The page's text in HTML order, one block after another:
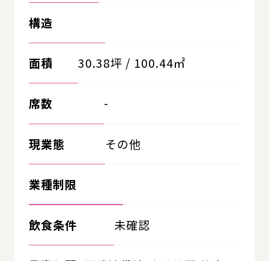
構造
面積 30.38坪 / 100.44㎡
席数 -
現業態 その他
業種制限
飲食条件 未確認